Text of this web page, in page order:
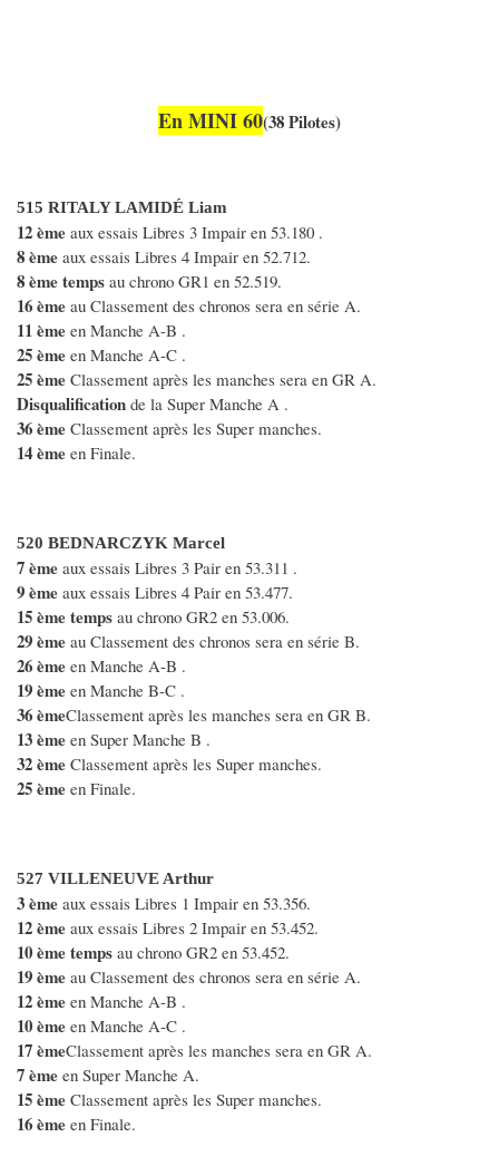
En MINI 60(38 Pilotes)
515 RITALY LAMIDÉ Liam
12 ème aux essais Libres 3 Impair en 53.180 .
8 ème aux essais Libres 4 Impair en 52.712.
8 ème temps au chrono GR1 en 52.519.
16 ème au Classement des chronos sera en série A.
11 ème en Manche A-B .
25 ème en Manche A-C .
25 ème Classement après les manches sera en GR A.
Disqualification de la Super Manche A .
36 ème Classement après les Super manches.
14 ème en Finale.
520 BEDNARCZYK Marcel
7 ème aux essais Libres 3 Pair en 53.311 .
9 ème aux essais Libres 4 Pair en 53.477.
15 ème temps au chrono GR2 en 53.006.
29 ème au Classement des chronos sera en série B.
26 ème en Manche A-B .
19 ème en Manche B-C .
36 èmeClassement après les manches sera en GR B.
13 ème en Super Manche B .
32 ème Classement après les Super manches.
25 ème en Finale.
527 VILLENEUVE Arthur
3 ème aux essais Libres 1 Impair en 53.356.
12 ème aux essais Libres 2 Impair en 53.452.
10 ème temps au chrono GR2 en 53.452.
19 ème au Classement des chronos sera en série A.
12 ème en Manche A-B .
10 ème en Manche A-C .
17 èmeClassement après les manches sera en GR A.
7 ème en Super Manche A.
15 ème Classement après les Super manches.
16 ème en Finale.